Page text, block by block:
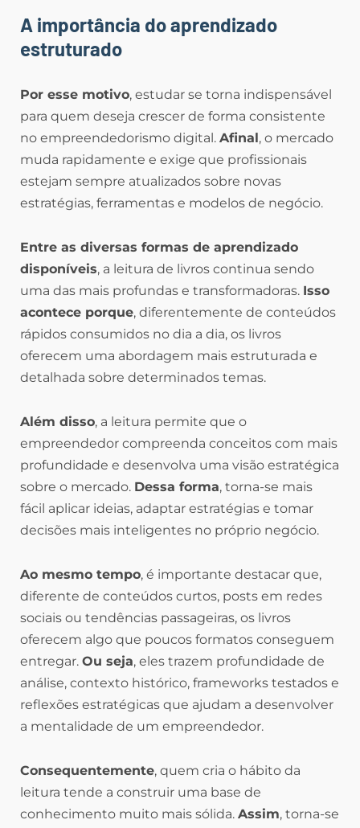
A importância do aprendizado
estruturado
Por esse motivo, estudar se torna indispensável
para quem deseja crescer de forma consistente
no empreendedorismo digital. Afinal , o mercado
muda rapidamente e exige que profissionais
estejam sempre atualizados sobre novas
estratégias, ferramentas e modelos de negócio.
Entre as diversas formas de aprendizado
disponíveis, a leitura de livros continua sendo
uma das mais profundas e transformadoras. Isso
acontece porque, diferentemente de conteúdos
rápidos consumidos no dia a dia, os livros
oferecem uma abordagem mais estruturada e
detalhada sobre determinados temas.
Além disso, a leitura permite que o
empreendedor compreenda conceitos com mais
profundidade e desenvolva uma visão estratégica
sobre o mercado. Dessa forma, torna-se mais
fácil aplicar ideias, adaptar estratégias e tomar
decisões mais inteligentes no próprio negócio.
Ao mesmo tempo, é importante destacar que,
diferente de conteúdos curtos, posts em redes
sociais ou tendências passageiras, os livros
oferecem algo que poucos formatos conseguem
entregar. Ou seja, eles trazem profundidade de
análise, contexto histórico, frameworks testados e
reflexões estratégicas que ajudam a desenvolver
a mentalidade de um empreendedor.
Consequentemente, quem cria o hábito da
leitura tende a construir uma base de
conhecimento muito mais sólida. Assim, torna-se